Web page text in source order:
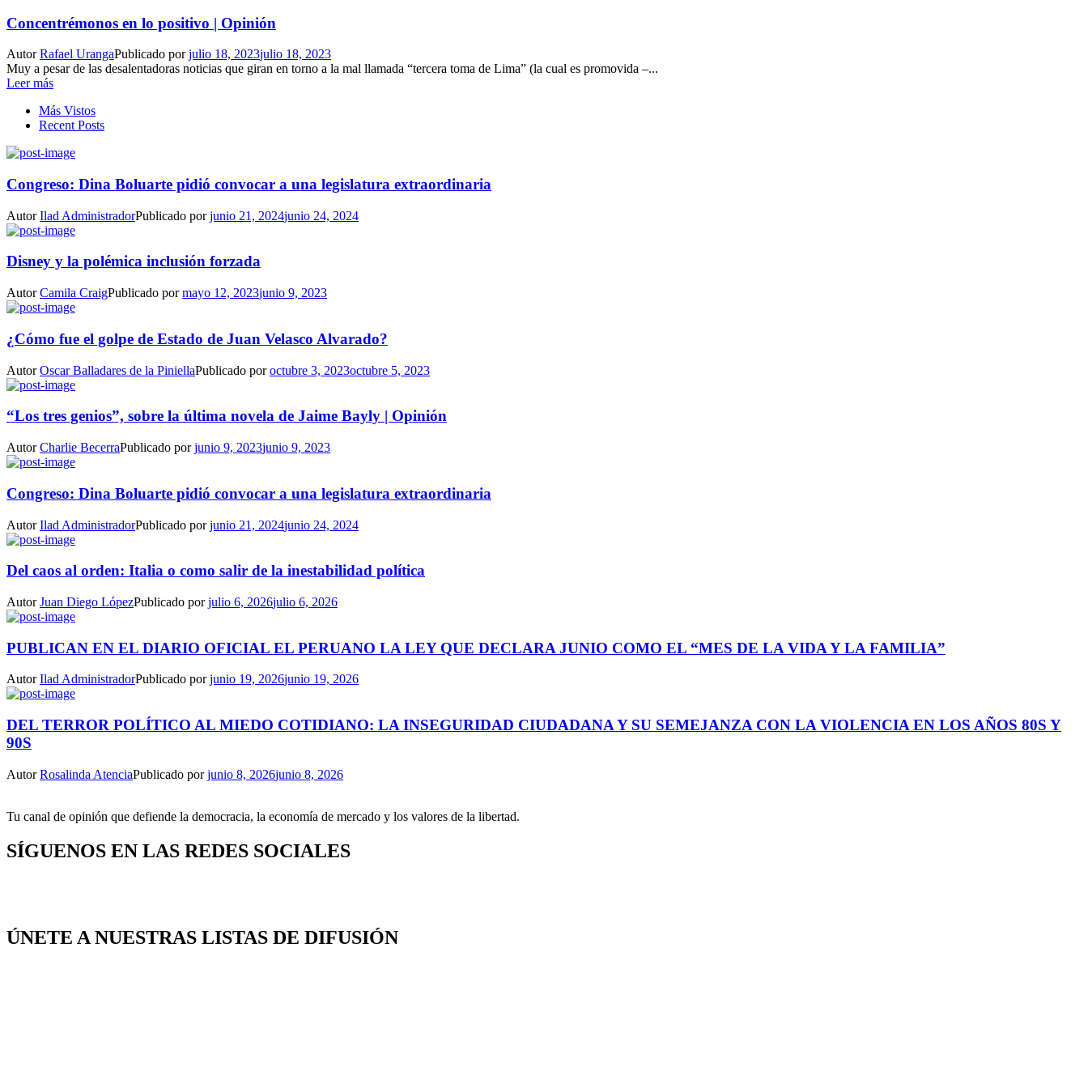
Concentrémonos en lo positivo | Opinión
AutorRafael UrangaPublicado porjulio 18, 2023julio 18, 2023
Muy a pesar de las desalentadoras noticias que giran en torno a la mal llamada “tercera toma de Lima” (la cual es promovida –...
Leer más
Más Vistos
Recent Posts
Congreso: Dina Boluarte pidió convocar a una legislatura extraordinaria
AutorIlad AdministradorPublicado porjunio 21, 2024junio 24, 2024
Disney y la polémica inclusión forzada
AutorCamila CraigPublicado pormayo 12, 2023junio 9, 2023
¿Cómo fue el golpe de Estado de Juan Velasco Alvarado?
AutorOscar Balladares de la PiniellaPublicado poroctubre 3, 2023octubre 5, 2023
“Los tres genios”, sobre la última novela de Jaime Bayly | Opinión
AutorCharlie BecerraPublicado porjunio 9, 2023junio 9, 2023
Congreso: Dina Boluarte pidió convocar a una legislatura extraordinaria
AutorIlad AdministradorPublicado porjunio 21, 2024junio 24, 2024
Del caos al orden: Italia o como salir de la inestabilidad política
AutorJuan Diego LópezPublicado porjulio 6, 2026julio 6, 2026
PUBLICAN EN EL DIARIO OFICIAL EL PERUANO LA LEY QUE DECLARA JUNIO COMO EL “MES DE LA VIDA Y LA FAMILIA”
AutorIlad AdministradorPublicado porjunio 19, 2026junio 19, 2026
DEL TERROR POLÍTICO AL MIEDO COTIDIANO: LA INSEGURIDAD CIUDADANA Y SU SEMEJANZA CON LA VIOLENCIA EN LOS AÑOS 80S Y
90S
AutorRosalinda AtenciaPublicado porjunio 8, 2026junio 8, 2026
Tu canal de opinión que defiende la democracia, la economía de mercado y los valores de la libertad.
SÍGUENOS EN LAS REDES SOCIALES
ÚNETE A NUESTRAS LISTAS DE DIFUSIÓN